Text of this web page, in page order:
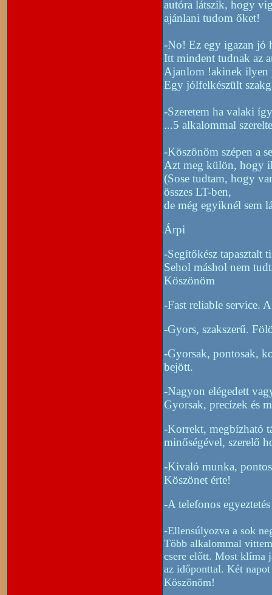
autóra látszik, hogy
ajánlani tudom őket!
-No! Ez egy igazan jó
Itt mindent tudnak az
Ajanlom !akinek ilyen
Egy jólfelkészült
-Szeretem ha valaki
...5 alkalommal
-Köszönöm szépen a
Azt meg külön, hogy
(Sose tudtam, hogy
összes LT-ben,
de még egyiknél sem
Árpi
-Segítőkész tapasztalt
Sehol máshol nem
Köszönöm
-Fast reliable service.
-Gyors, szakszerű.
-Gyorsak, pontosak,
bejött.
-Nagyon elégedett
Gyorsak, precízek és
-Korrekt, megbízható
minőségével, szerelő
-Kivaló munka,
Köszönet érte!
-A telefonos
-Ellensúlyozva a sok
Több alkalommal
csere előtt. Most klíma
az időponttal. Két
Köszönöm!